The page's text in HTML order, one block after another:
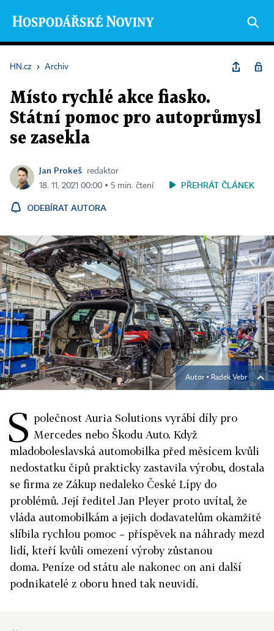
HN.cz › Archiv
Místo rychlé akce fiasko.
Státní pomoc pro autoprůmysl
se zasekla
Jan Prokeš
redaktor
18. 11. 2021 00:00 ▪ 5 min. čtení
PŘEHRÁT ČLÁNEK
ODEBÍRAT AUTORA
Autor ▪ Radek Vebr
S polečnost Auria Solutions vyrábí díly pro
Mercedes nebo Škodu Auto. Když
mladoboleslavská automobilka před měsícem kvůli
nedostatku čipů prakticky zastavila výrobu, dostala
se firma ze Zákup nedaleko České Lípy do
problémů. Její ředitel Jan Pleyer proto uvítal, že
vláda automobilkám a jejich dodavatelům okamžitě
slíbila rychlou pomoc – příspěvek na náhrady mezd
lidí, kteří kvůli omezení výroby zůstanou
doma. Peníze od státu ale nakonec on ani další
podnikatelé z oboru hned tak neuvidí.